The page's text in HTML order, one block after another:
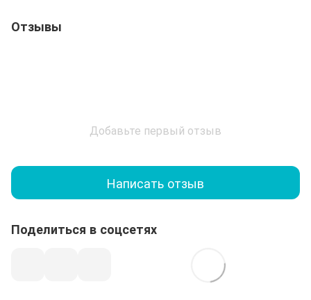
Отзывы
Добавьте первый отзыв
Написать отзыв
Поделиться в соцсетях